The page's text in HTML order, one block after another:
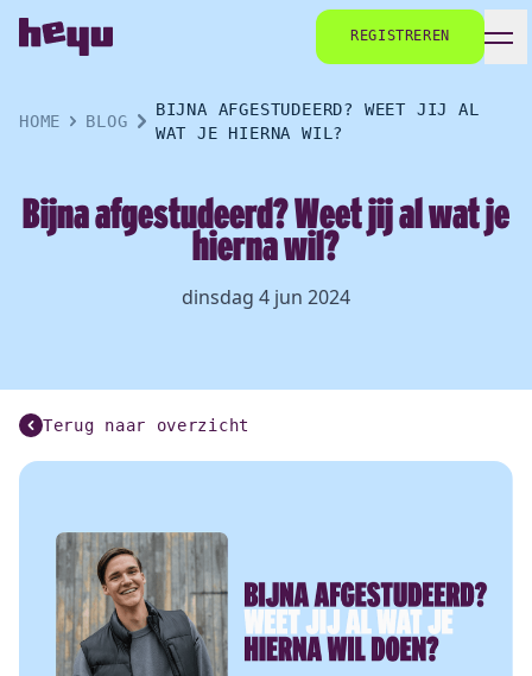
REGISTREREN
HOME BLOG
BIJNA AFGESTUDEERD? WEET JIJ AL
WAT JE HIERNA WIL?
Bijna afgestudeerd? Weet jij al wat je
hierna wil?
dinsdag 4 jun 2024
Terug naar overzicht